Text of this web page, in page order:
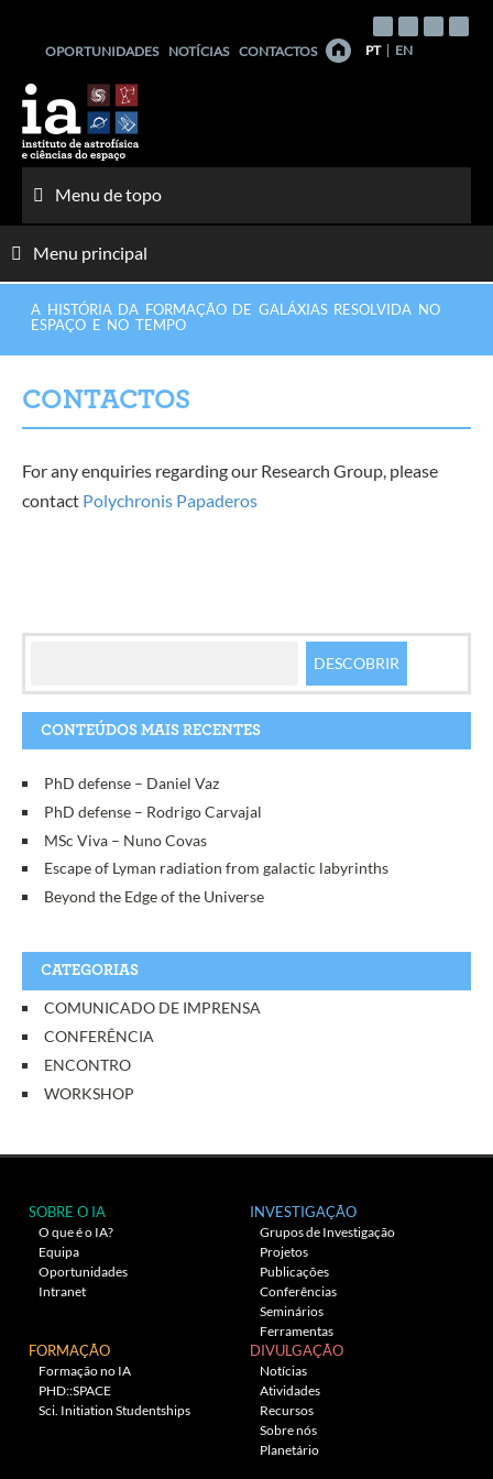
conteúdo
OPORTUNIDADES NOTÍCIAS CONTACTOS PT EN
Menu de topo
Menu principal
A HISTÓRIA DA FORMAÇÃO DE GALÁXIAS RESOLVIDA NO
ESPAÇO E NO TEMPO
CONTACTOS
For any enquiries regarding our Research Group, please
contact Polychronis Papaderos
CONTEÚDOS MAIS RECENTES
PhD defense – Daniel Vaz
PhD defense – Rodrigo Carvajal
MSc Viva – Nuno Covas
Escape of Lyman radiation from galactic labyrinths
Beyond the Edge of the Universe
CATEGORIAS
COMUNICADO DE IMPRENSA
CONFERÊNCIA
ENCONTRO
WORKSHOP
SOBRE O IA
O que é o IA?
Equipa
Oportunidades
Intranet
INVESTIGAÇÃO
Grupos de Investigação
Projetos
Publicações
Conferências
Seminários
Ferramentas
FORMAÇÃO
Formação no IA
PHD::SPACE
Sci. Initiation Studentships
DIVULGAÇÃO
Notícias
Atividades
Recursos
Sobre nós
Planetário